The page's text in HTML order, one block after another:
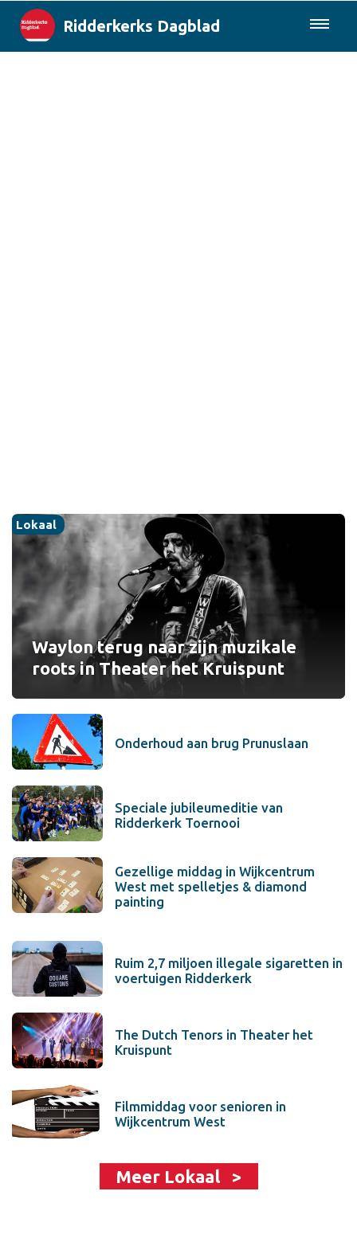
Ridderkerks Dagblad
Waylon terug naar zijn muzikale
roots in Theater het Kruispunt
Lokaal
Onderhoud aan brug Prunuslaan
Speciale jubileumeditie van
Ridderkerk Toernooi
Gezellige middag in Wijkcentrum
West met spelletjes & diamond
painting
Ruim 2,7 miljoen illegale sigaretten in
voertuigen Ridderkerk
The Dutch Tenors in Theater het
Kruispunt
Filmmiddag voor senioren in
Wijkcentrum West
Meer Lokaal >